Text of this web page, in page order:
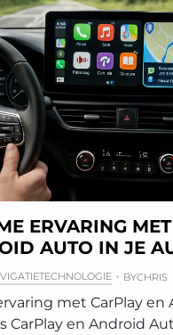
ERVARING
AUTO IN JE
BYCHRIS
met CarPlay en
CarPlay en Android